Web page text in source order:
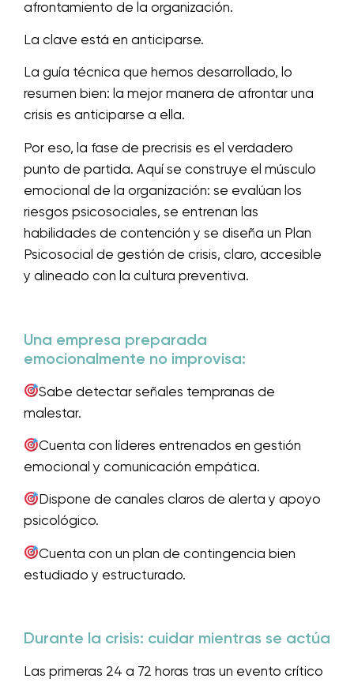
afrontamiento de la organización.
La clave está en anticiparse.
La guía técnica que hemos desarrollado, lo
resumen bien: la mejor manera de afrontar una
crisis es anticiparse a ella.
Por eso, la fase de precrisis es el verdadero
punto de partida. Aquí se construye el músculo
emocional de la organización: se evalúan los
riesgos psicosociales, se entrenan las
habilidades de contención y se diseña un Plan
Psicosocial de gestión de crisis, claro, accesible
y alineado con la cultura preventiva.
Una empresa preparada
emocionalmente no improvisa:
Sabe detectar señales tempranas de
malestar.
Cuenta con líderes entrenados en gestión
emocional y comunicación empática.
Dispone de canales claros de alerta y apoyo
psicológico.
Cuenta con un plan de contingencia bien
estudiado y estructurado.
Durante la crisis: cuidar mientras se actúa
Las primeras 24 a 72 horas tras un evento crítico